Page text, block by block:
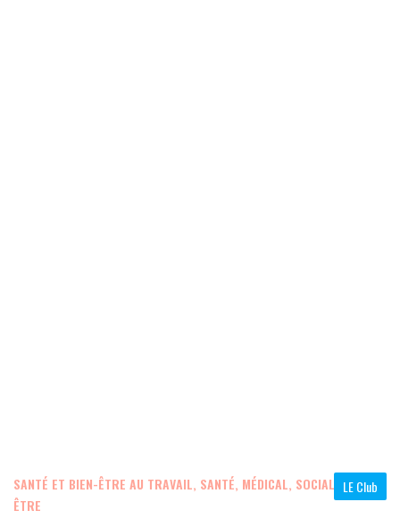
LE Club
SANTÉ ET BIEN-ÊTRE AU TRAVAIL, SANTÉ, MÉDICAL, SOCIAL, BIEN
ÊTRE